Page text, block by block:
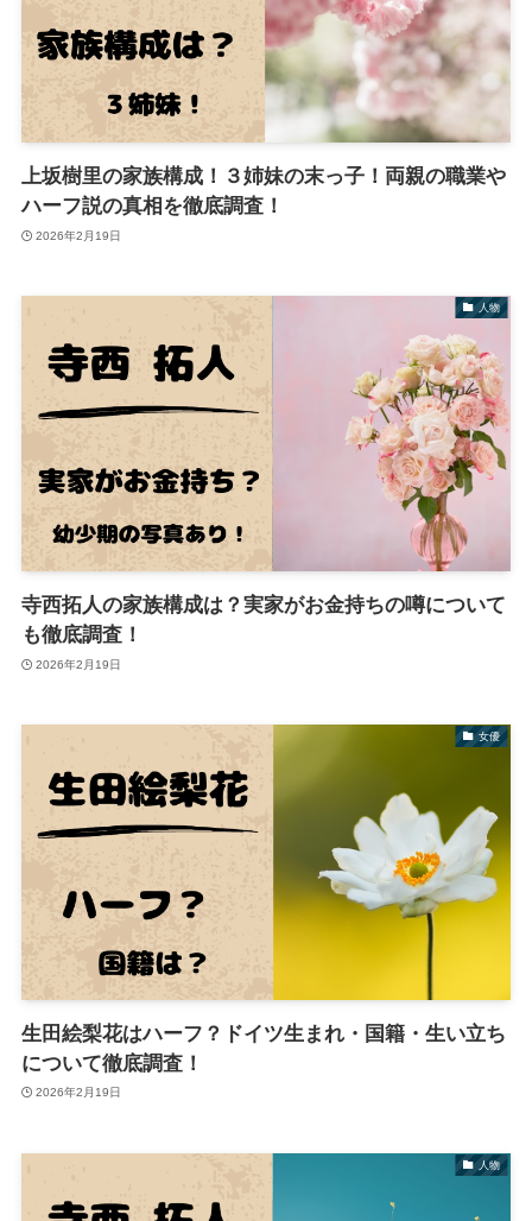
上坂樹里の家族構成！３姉妹の末っ子！両親の職業や
ハーフ説の真相を徹底調査！
2026年2月19日
人物
寺西拓人の家族構成は？実家がお金持ちの噂について
も徹底調査！
2026年2月19日
女優
生田絵梨花はハーフ？ドイツ生まれ・国籍・生い立ち
について徹底調査！
2026年2月19日
人物